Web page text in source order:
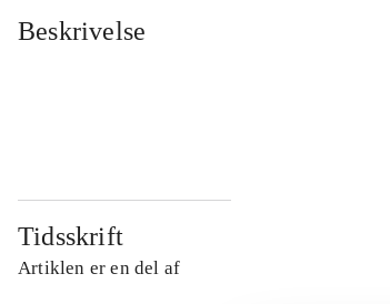
Beskrivelse
Tidsskrift
Artiklen er en del af